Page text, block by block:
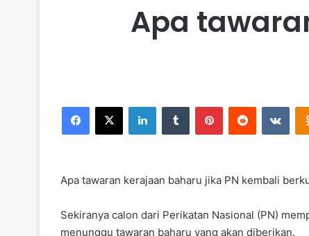
Apa
Apa tawaran kerajaan baharu jika PN kembali
Sekiranya calon dari Perikatan Nasional (PN)
menunggu tawaran baharu yang akan diberikan.